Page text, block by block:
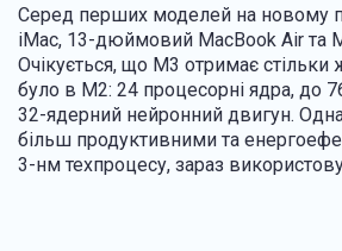
Серед перших моделей на новому
iMac, 13-дюймовий MacBook Air та
Очікується, що M3 отримає стільки
було в M2: 24 процесорні ядра, до
32-ядерний нейронний двигун.
більш продуктивними та
3-нм техпроцесу, зараз